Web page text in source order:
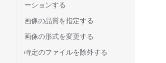
ーションする
画像の品質を指定する
画像の形式を変更する
特定のファイルを除外する